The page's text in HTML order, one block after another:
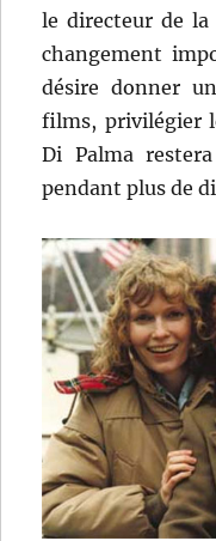
le directeur de la
changement
désire donner
films, privilégier
Di Palma
pendant plus de